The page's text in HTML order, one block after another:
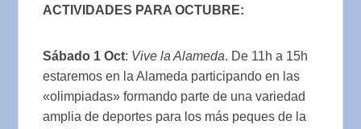
ACTIVIDADES PARA OCTUBRE:
Sábado 1 Oct: Vive la Alameda. De 11h a 15h
estaremos en la Alameda participando en las
«olimpiadas» formando parte de una variedad
amplia de deportes para los más peques de la